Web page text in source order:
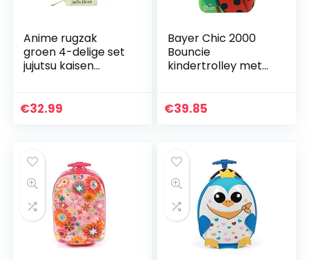
Anime rugzak
groen 4-delige set
jujutsu kaisen
to-school leisure
€32.99
Bayer Chic 2000
Bouncie
kindertrolley met
tief
€39.85